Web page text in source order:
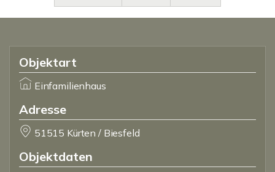
Objektart
Einfamilienhaus
Adresse
51515 Kürten / Biesfeld
Objektdaten